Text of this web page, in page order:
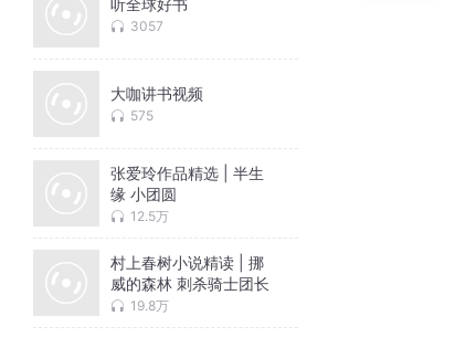
听全球好书
3057
大咖讲书视频
575
张爱玲作品精选 | 半生
缘 小团圆
12.5万
村上春树小说精读 | 挪
威的森林 刺杀骑士团长
19.8万